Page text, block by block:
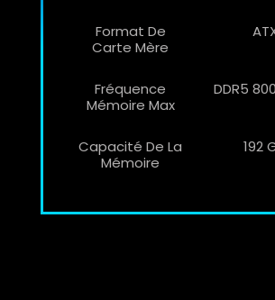
Format De
Carte Mère
Fréquence
Mémoire Max
DDR5
Capacité De La
Mémoire
192